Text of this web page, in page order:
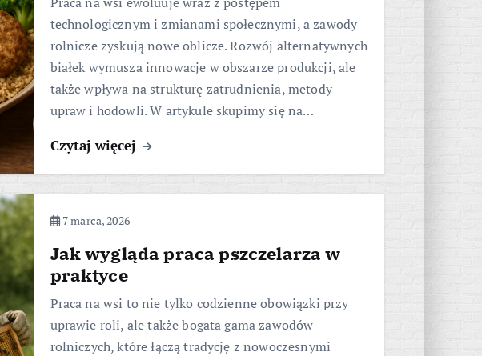
technologicznym i zmianami społecznymi, a zawody
rolnicze zyskują nowe oblicze. Rozwój alternatywnych
białek wymusza innowacje w obszarze produkcji, ale
także wpływa na strukturę zatrudnienia, metody
upraw i hodowli. W artykule skupimy się na…
Czytaj więcej
7 marca, 2026
Jak wygląda praca pszczelarza w
praktyce
Praca na wsi to nie tylko codzienne obowiązki przy
uprawie roli, ale także bogata gama zawodów
rolniczych, które łączą tradycję z nowoczesnymi